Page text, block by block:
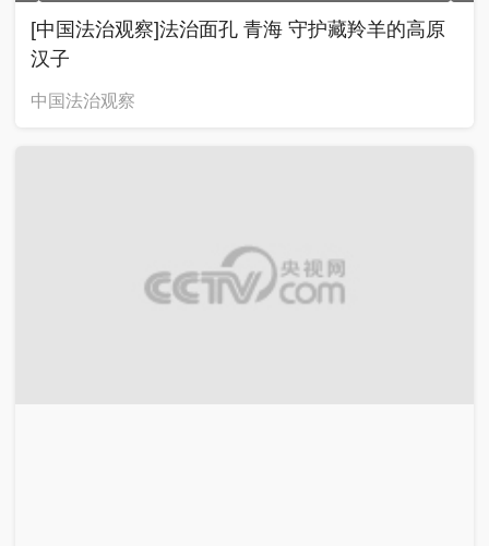
[中国法治观察]法治面孔 青海 守护藏羚羊的高原
汉子
中国法治观察